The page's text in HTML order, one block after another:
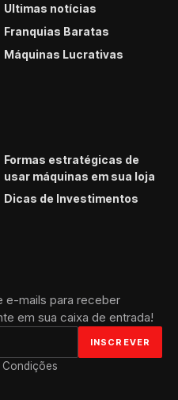
Últimas notícias
Franquias Baratas
Máquinas Lucrativas
Formas estratégicas de
usar máquinas em sua loja
Dicas de Investimentos
e-mails para receber
em sua caixa de entrada!